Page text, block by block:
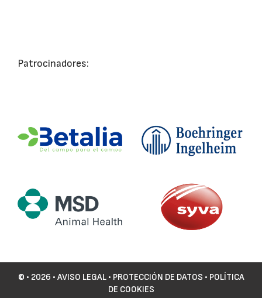
Patrocinadores:
© • 2026 • AVISO LEGAL• PROTECCIÓN DE DATOS • POLÍTICA
DE COOKIES